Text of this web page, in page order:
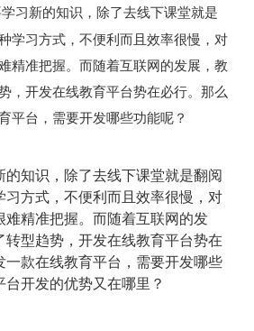
习新的知识，除了去线下课堂就是
学习方式，不便利而且效率很慢，对
精准把握。而随着互联网的发展，教
，开发在线教育平台势在必行。那么
平台，需要开发哪些功能呢？
的知识，除了去线下课堂就是翻阅
方式，不便利而且效率很慢，对
精准把握。而随着互联网的发
转型趋势，开发在线教育平台势在
一款在线教育平台，需要开发哪些
开发的优势又在哪里？